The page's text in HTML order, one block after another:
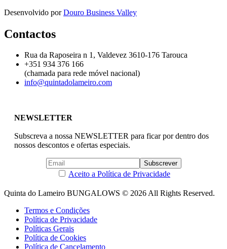
Desenvolvido porDouro Business Valley
Contactos
Rua da Raposeira n 1, Valdevez 3610-176 Tarouca
+351 ‭934 376 166‬
(chamada para rede móvel nacional)
info@quintadolameiro.com
NEWSLETTER
Subscreva a nossa NEWSLETTER para ficar por dentro dos
nossos descontos e ofertas especiais.
Aceito a Política de Privacidade
Quinta do Lameiro BUNGALOWS © 2026 All Rights Reserved.
Termos e Condições
Política de Privacidade
Políticas Gerais
Política de Cookies
Política de Cancelamento